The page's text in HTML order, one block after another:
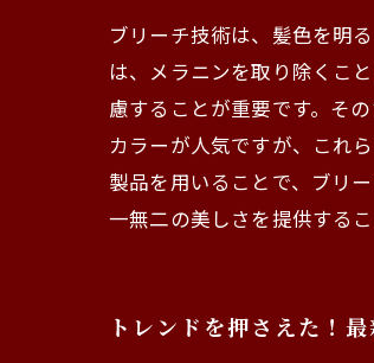
ブリーチ技術は、髪色を明
は、メラニンを取り除くこ
慮することが重要です。そ
カラーが人気ですが、これ
製品を用いることで、ブリ
一無二の美しさを提供する
トレンドを押さえた！